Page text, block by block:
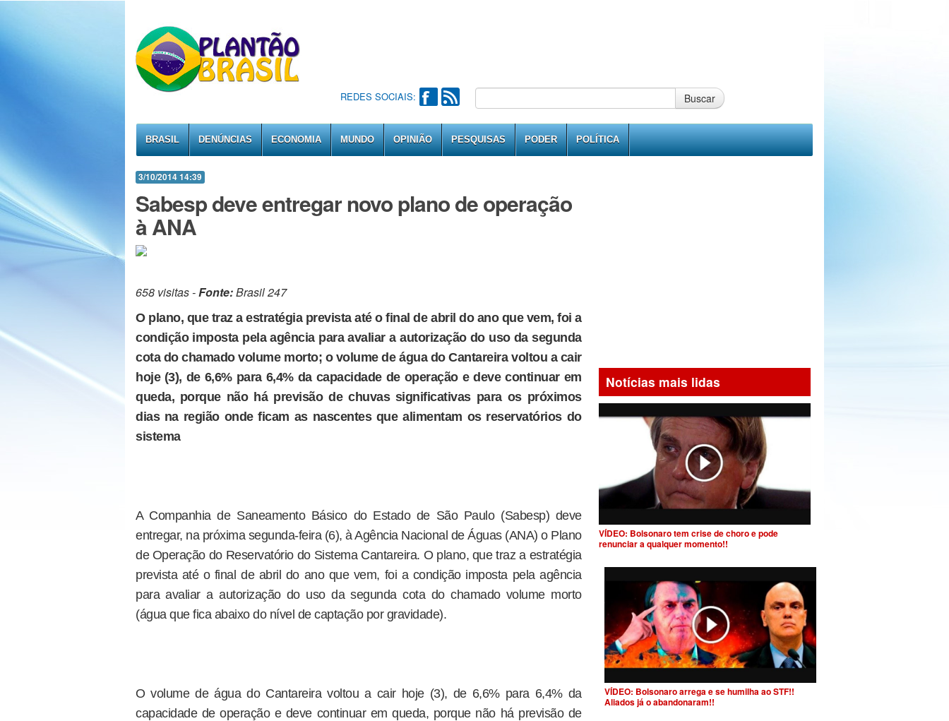
REDES SOCIAIS: Buscar
BRASIL DENÚNCIAS ECONOMIA MUNDO OPINIÃO PESQUISAS PODER POLÍTICA
3/10/2014 14:39
Sabesp deve entregar novo plano de operação
à ANA
658 visitas -Fonte:Brasil 247
O plano, que traz a estratégia prevista até o final de abril do ano que vem, foi a
condição imposta pela agência para avaliar a autorização do uso da segunda
cota do chamado volume morto; o volume de água do Cantareira voltou a cair
hoje (3), de 6,6% para 6,4% da capacidade de operação e deve continuar em
queda, porque não há previsão de chuvas significativas para os próximos
dias na região onde ficam as nascentes que alimentam os reservatórios do
sistema
A Companhia de Saneamento Básico do Estado de São Paulo (Sabesp) deve
entregar, na próxima segunda-feira (6), à Agência Nacional de Águas (ANA) o Plano
de Operação do Reservatório do Sistema Cantareira. O plano, que traz a estratégia
prevista até o final de abril do ano que vem, foi a condição imposta pela agência
para avaliar a autorização do uso da segunda cota do chamado volume morto
(água que fica abaixo do nível de captação por gravidade).
O volume de água do Cantareira voltou a cair hoje (3), de 6,6% para 6,4% da
capacidade de operação e deve continuar em queda, porque não há previsão de
Notícias mais lidas
VÍDEO: Bolsonaro tem crise de choro e pode
renunciar a qualquer momento!!
VÍDEO: Bolsonaro arrega e se humilha ao STF!!
Aliados já o abandonaram!!